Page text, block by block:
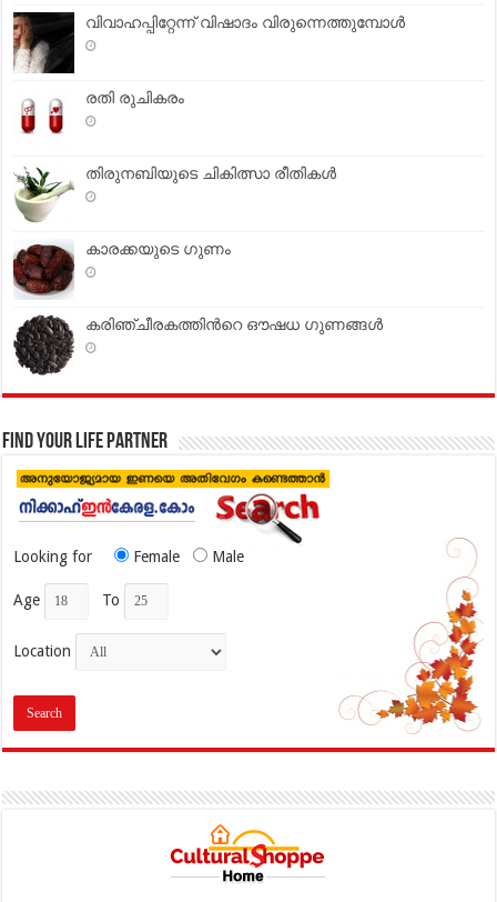
വിവാഹപ്പിറ്റേന്ന് വിഷാദം വിരുന്നെത്തുമ്പോള്‍
രതി രുചികരം
തിരുനബിയുടെ ചികിത്സാ രീതികള്‍
കാരക്കയുടെ ഗുണം
കരിഞ്ചീരകത്തിൻറെ ഔഷധ ഗുണങ്ങള്‍
Find your life partner
Looking for Female Male
Age To
Location